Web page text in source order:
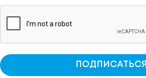
ПОДПИСАТЬСЯ